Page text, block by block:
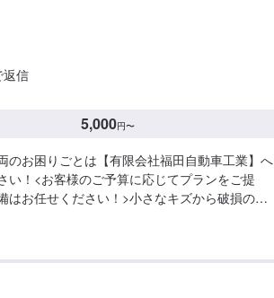
返信
5,000円〜
のお困りごとは【有限会社福田自動車工業】へ
い！<お客様のご予算に応じてプランをご提
はお任せください！>小さなキズから破損のよ